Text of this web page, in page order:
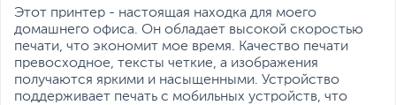
фотобумага Photo Paper
Plus Semi-Gloss (SG-201)
Открытка (произведено
Avery и RedRiverPaper)
Карточная бумага
Этот принтер - настоящая находка для моего
домашнего офиса. Он обладает высокой скоростью
печати, что экономит мое время. Качество печати
превосходное, тексты четкие, а изображения
получаются яркими и насыщенными. Устройство
поддерживает печать с мобильных устройств, что